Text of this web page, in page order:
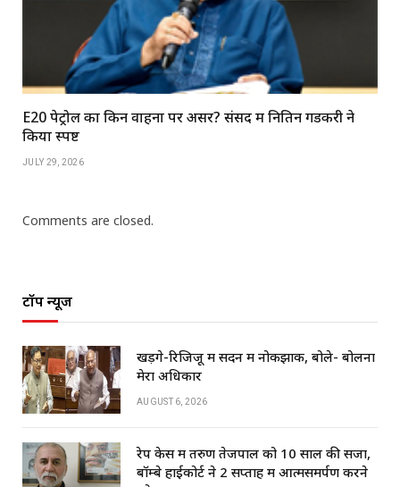
E20 पेट्रोल का किन वाहनों पर असर? संसद में नितिन गडकरी ने
किया स्पष्ट
JULY 29, 2026
Comments are closed.
टॉप न्यूज
खड़गे-रिजिजू में सदन में नोकझोंक, बोले- बोलना
मेरा अधिकार
AUGUST 6, 2026
रेप केस में तरुण तेजपाल को 10 साल की सजा,
बॉम्बे हाईकोर्ट ने 2 सप्ताह में आत्मसमर्पण करने